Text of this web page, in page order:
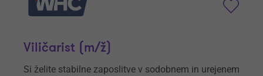
Viličarist (m/ž)
Si želite stabilne zaposlitve v sodobnem in urejenem